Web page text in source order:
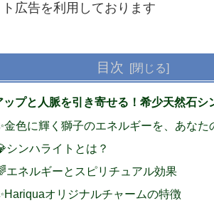
広告を利用しております
目次
ップと人脈を引き寄せる！希少天然石シ
金色に輝く獅子のエネルギーを、あなた
シンハライトとは？
エネルギーとスピリチュアル効果
オリジナルチャームの特徴